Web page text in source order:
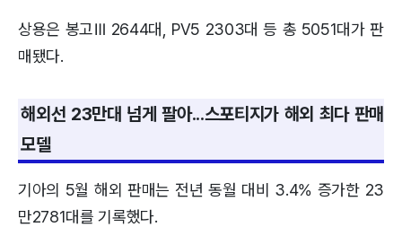
상용은 봉고Ⅲ 2644대, PV5 2303대 등 총 5051대가 판
매됐다.
해외선 23만대 넘게 팔아...스포티지가 해외 최다 판매
모델
기아의 5월 해외 판매는 전년 동월 대비 3.4% 증가한 23
만2781대를 기록했다.